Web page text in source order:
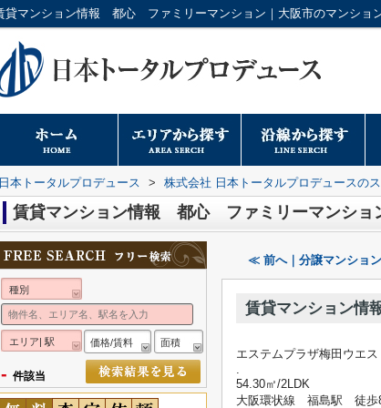
日本トータルプロデュース > 株式会社 日本トータルプロデュースの
賃貸マンション情報 都心 ファミリーマンショ
≪ 前へ｜分譲マンショ
賃貸マンション
エステムプラザ梅田ウエス
.
54.30㎡/2LDK
大阪環状線 福島駅 徒歩
種別
エリア| 駅 価格/賃料 面積
- 件該当